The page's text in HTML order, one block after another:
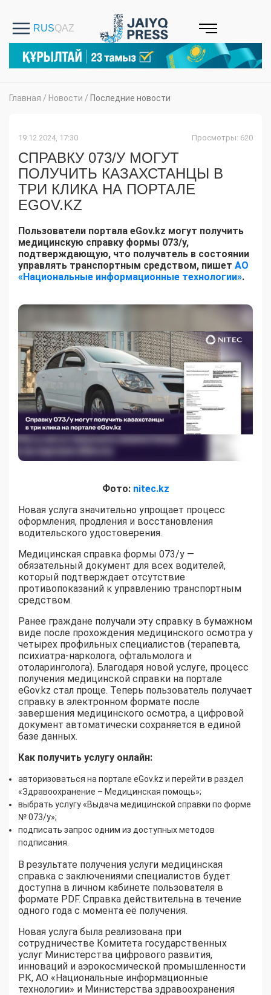
Главная / Новости / Последние новости
19.12.2024, 17:30 Просмотры: 620
СПРАВКУ 073/У МОГУТ
ПОЛУЧИТЬ КАЗАХСТАНЦЫ В
ТРИ КЛИКА НА ПОРТАЛЕ
EGOV.KZ
Пользователи портала eGov.kz могут получить
медицинскую справку формы 073/у,
подтверждающую, что получатель в состоянии
управлять транспортным средством, пишет АО
«Национальные информационные технологии».
Фото: nitec.kz
Новая услуга значительно упрощает процесс
оформления, продления и восстановления
водительского удостоверения.
Медицинская справка формы 073/у —
обязательный документ для всех водителей,
который подтверждает отсутствие
противопоказаний к управлению транспортным
средством.
Ранее граждане получали эту справку в бумажном
виде после прохождения медицинского осмотра у
четырех профильных специалистов (терапевта,
психиатра-нарколога, офтальмолога и
отоларинголога). Благодаря новой услуге, процесс
получения медицинской справки на портале
eGov.kz стал проще. Теперь пользователь получает
справку в электронном формате после
завершения медицинского осмотра, а цифровой
документ автоматически сохраняется в единой
базе данных.
Как получить услугу онлайн:
авторизоваться на портале eGov.kz и перейти в раздел
«Здравоохранение – Медицинская помощь»;
выбрать услугу «Выдача медицинской справки по форме
№ 073/у»;
подписать запрос одним из доступных методов
подписания.
В результате получения услуги медицинская
справка с заключениями специалистов будет
доступна в личном кабинете пользователя в
формате PDF. Справка действительна в течение
одного года с момента её получения.
Новая услуга была реализована при
сотрудничестве Комитета государственных
услуг Министерства цифрового развития,
инноваций и аэрокосмической промышленности
РК, АО «Национальные информационные
технологии» и Министерства здравоохранения